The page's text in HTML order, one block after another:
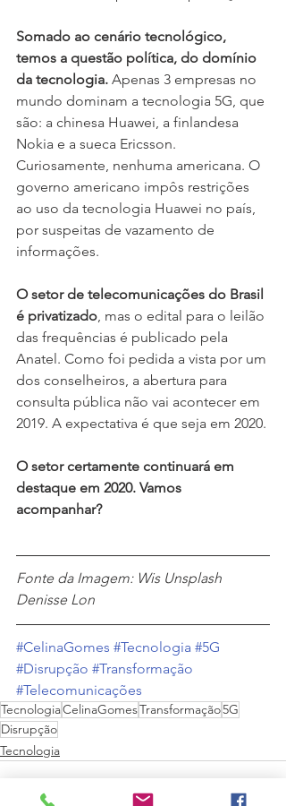
Somado ao cenário tecnológico,
temos a questão política, do domínio
da tecnologia. Apenas 3 empresas no
mundo dominam a tecnologia 5G, que
são: a chinesa Huawei, a finlandesa
Nokia e a sueca Ericsson.
Curiosamente, nenhuma americana. O
governo americano impôs restrições
ao uso da tecnologia Huawei no país,
por suspeitas de vazamento de
informações.
O setor de telecomunicações do Brasil
é privatizado, mas o edital para o leilão
das frequências é publicado pela
Anatel. Como foi pedida a vista por um
dos conselheiros, a abertura para
consulta pública não vai acontecer em
2019. A expectativa é que seja em 2020.
O setor certamente continuará em
destaque em 2020. Vamos
acompanhar?
Fonte da Imagem: Wis Unsplash
Denisse Lon
#CelinaGomes #Tecnologia #5G
#Disrupção #Transformação
#Telecomunicações
TecnologiaCelinaGomesTransformação5G
Disrupção
Tecnologia